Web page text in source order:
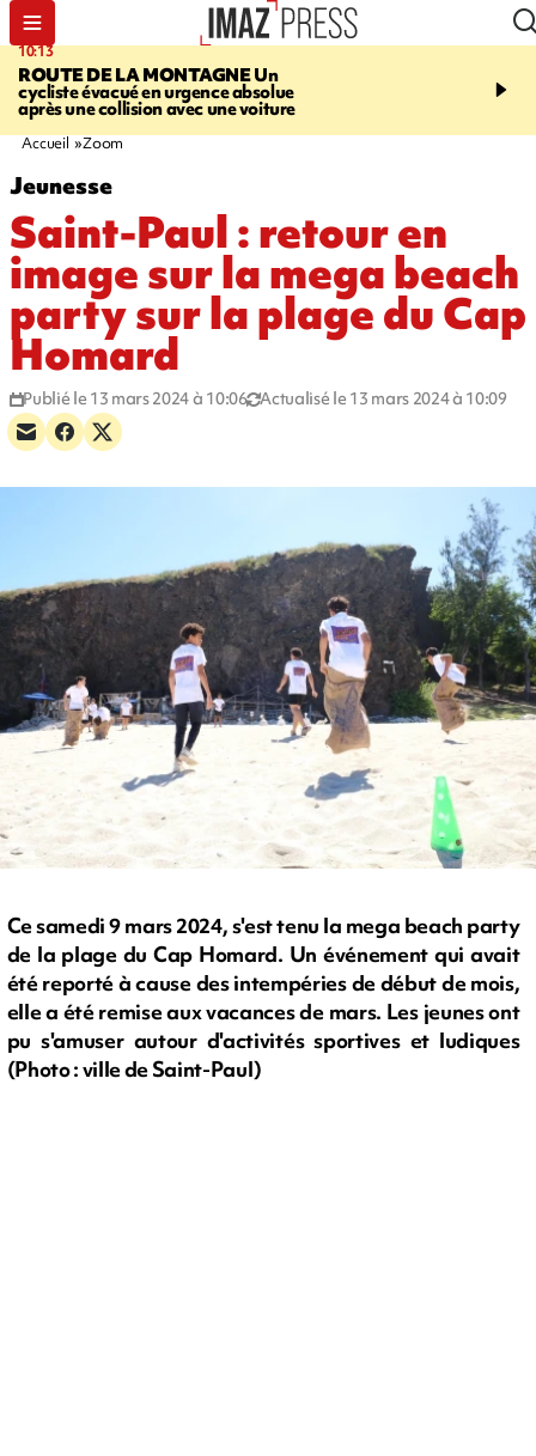
10:13
ROUTE DE LA MONTAGNEUn
cycliste évacué en urgence absolue
après une collision avec une voiture
12:23
peuvent éclater et
Accueil Zoom
Jeunesse
Saint-Paul : retour en
image sur la mega beach
party sur la plage du Cap
Homard
Publié le 13 mars 2024 à 10:06 Actualisé le 13 mars 2024 à 10:09
Ce samedi 9 mars 2024, s'est tenu la mega beach party
de la plage du Cap Homard. Un événement qui avait
été reporté à cause des intempéries de début de mois,
elle a été remise aux vacances de mars. Les jeunes ont
pu s'amuser autour d'activités sportives et ludiques
(Photo : ville de Saint-Paul)